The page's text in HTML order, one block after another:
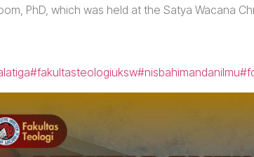
PhD, which was held at the Satya Wacana
#fakultasteologiuksw#nisbahimandanilmu